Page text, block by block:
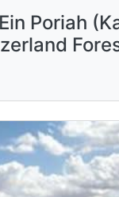
Poriah